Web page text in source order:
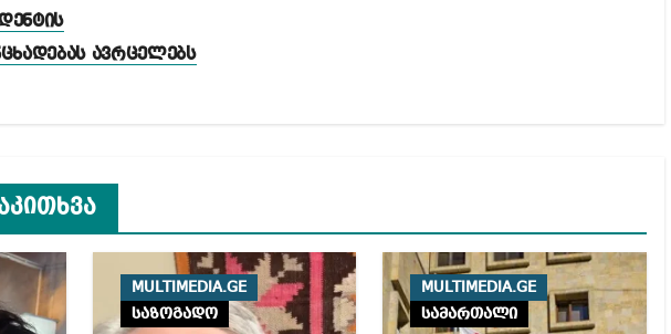
ავრცელებს
MULTIMEDIA.GE
საზოგადო
MULTIMEDIA.GE
სამართალი